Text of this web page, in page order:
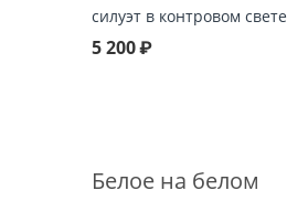
силуэт в контровом свете
5 200₽
Белое на белом